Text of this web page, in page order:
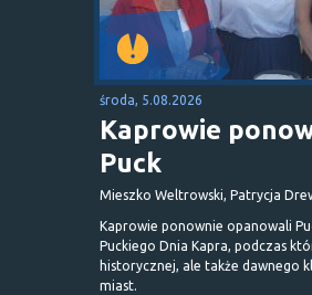
środa, 5.08.2026
Kaprowie
Puck
Mieszko Weltrowski, Patrycja
Kaprowie ponownie opanowali
Puckiego Dnia Kapra, podczas
historycznej, ale także dawnego
miast.